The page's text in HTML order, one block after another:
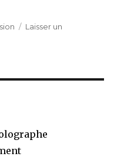
Laisser un